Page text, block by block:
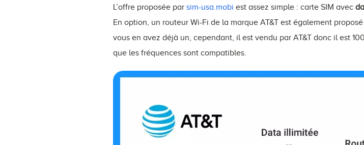
L’offre proposée par sim-usa.mobi est assez simple : carte SIM avec
En option, un routeur Wi-Fi de la marque AT&T est également
vous en avez déjà un, cependant, il est vendu par AT&T donc il est
que les fréquences sont compatibles.